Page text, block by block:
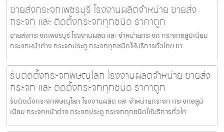
ขายส่งกระจกเพชรบุรี โรงงานผลิตจำหน่าย ขายส่ง
กระจก และ ติดตั้งกระจกทุกชนิด ราคาถูก
ขายส่งกระจกเพชรบุรี โรงงานผลิต และ จำหน่ายกระจก กระจกอลูมิเนียม
กระจกหน้าต่าง กระจกประตู กระจกทุกชนิดให้บริการทั่วไทย ขา
รับติดตั้งกระจกพิษณุโลก โรงงานผลิตจำหน่าย ขายส่ง
กระจก และ ติดตั้งกระจกทุกชนิด ราคาถูก
รับติดตั้งกระจกพิษณุโลก โรงงานผลิต และ จำหน่ายกระจก กระจกอลูมิ
เนียม กระจกหน้าต่าง กระจกประตู กระจกทุกชนิดให้บริการทั่วไท